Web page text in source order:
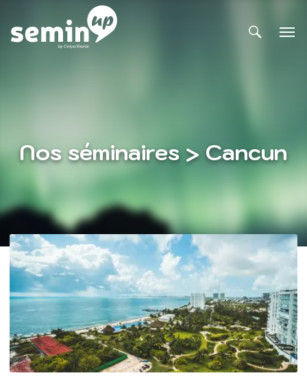
Nos séminaires > Cancun